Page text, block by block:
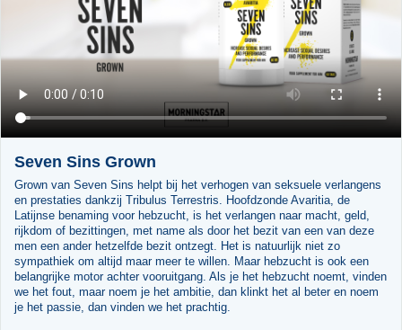
Seven Sins Grown
Grown van Seven Sins helpt bij het verhogen van seksuele verlangens
en prestaties dankzij Tribulus Terrestris. Hoofdzonde Avaritia, de
Latijnse benaming voor hebzucht, is het verlangen naar macht, geld,
rijkdom of bezittingen, met name als door het bezit van een van deze
men een ander hetzelfde bezit ontzegt. Het is natuurlijk niet zo
sympathiek om altijd maar meer te willen. Maar hebzucht is ook een
belangrijke motor achter vooruitgang. Als je het hebzucht noemt, vinden
we het fout, maar noem je het ambitie, dan klinkt het al beter en noem
je het passie, dan vinden we het prachtig.